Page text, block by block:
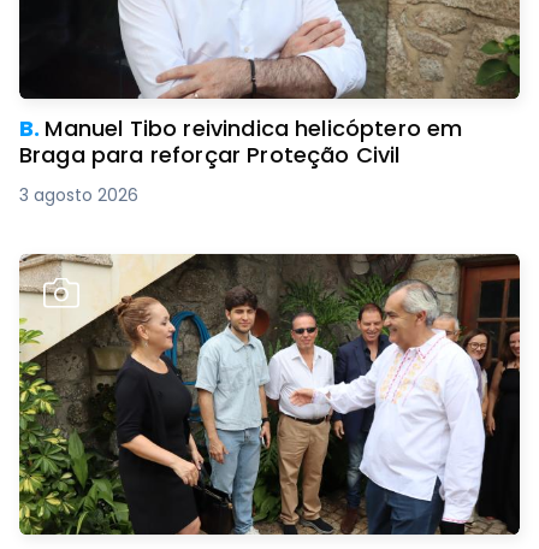
B. Manuel Tibo reivindica helicóptero em
Braga para reforçar Proteção Civil
3 agosto 2026